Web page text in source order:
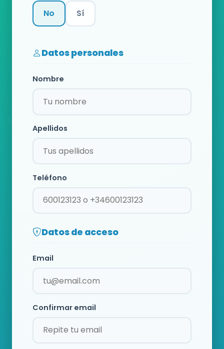
No Sí
Datos personales
Nombre
Apellidos
Teléfono
Datos de acceso
Email
Confirmar email